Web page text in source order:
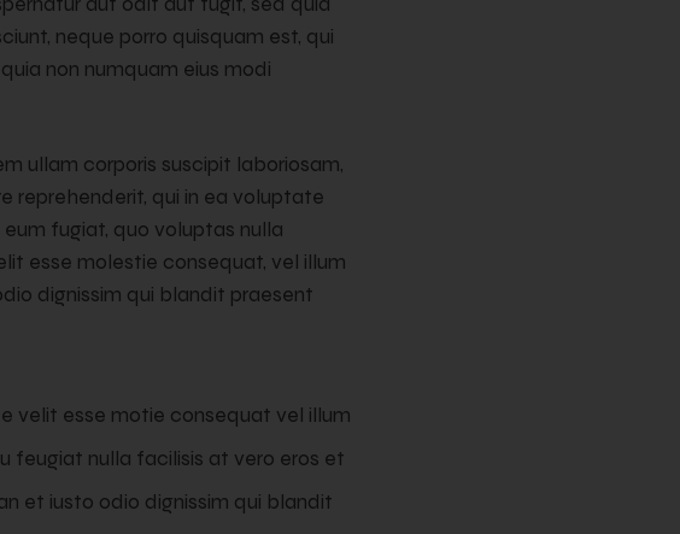
neque porro quisquam est, qui
non numquam eius modi
ullam corporis suscipit laboriosam,
reprehenderit, qui in ea voluptate
fugiat, quo voluptas nulla
esse molestie consequat, vel illum
dignissim qui blandit praesent
velit esse motie consequat vel illum
feugiat nulla facilisis at vero eros et
et iusto odio dignissim qui blandit